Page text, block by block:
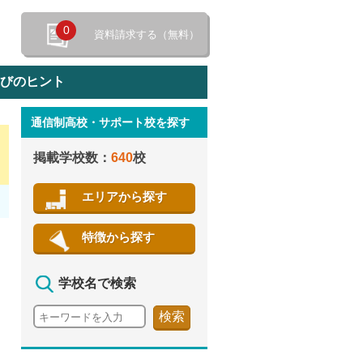
0 資料請求する（無料）
のヒント
通信制高校・サポート校を探す
掲載学校数： 640校
エリアから探す
特徴から探す
学校名で検索